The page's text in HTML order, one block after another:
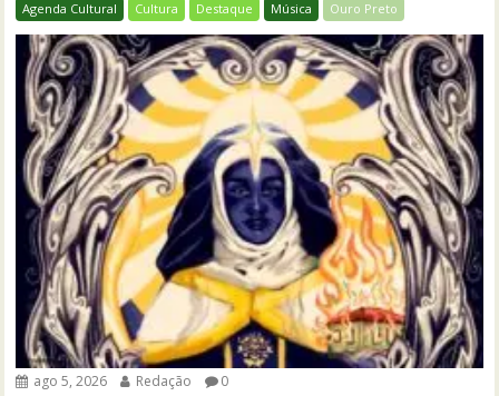
Agenda Cultural Cultura Destaque Música Ouro Preto
ago 5, 2026 Redação 0